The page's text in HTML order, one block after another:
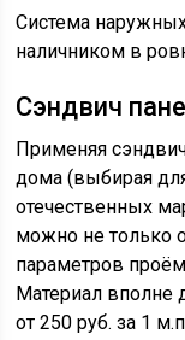
Система
наличником в
Сэндвич
Применяя
дома (выбирая
отечественных
можно не только
параметров
Материал вполне
от 250 руб. за 1